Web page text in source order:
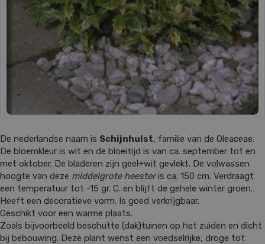
De nederlandse naam is Schijnhulst, familie van de Oleaceae.
De bloemkleur is wit en de bloeitijd is van ca. september tot en
met oktober. De bladeren zijn geel+wit gevlekt. De volwassen
hoogte van deze middelgrote heesteris ca. 150 cm. Verdraagt
een temperatuur tot -15 gr. C. en blijft de gehele winter groen.
Heeft een decoratieve vorm. Is goed verkrijgbaar.
Geschikt voor een warme plaats.
Zoals bijvoorbeeld beschutte (dak)tuinen op het zuiden en dicht
bij bebouwing. Deze plant wenst een voedselrijke, droge tot